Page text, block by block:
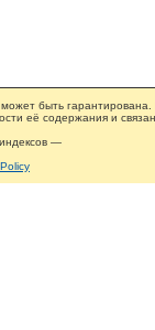
быть гарантирована.
её содержания и
—